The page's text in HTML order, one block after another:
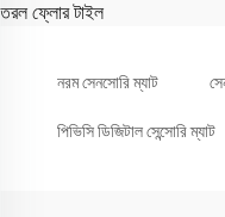
তরল ফ্লোর টাইল
নরম সেনসোরি ম্যাট
পিভিসি ডিজিটাল সেন্সোরি ম্যাট